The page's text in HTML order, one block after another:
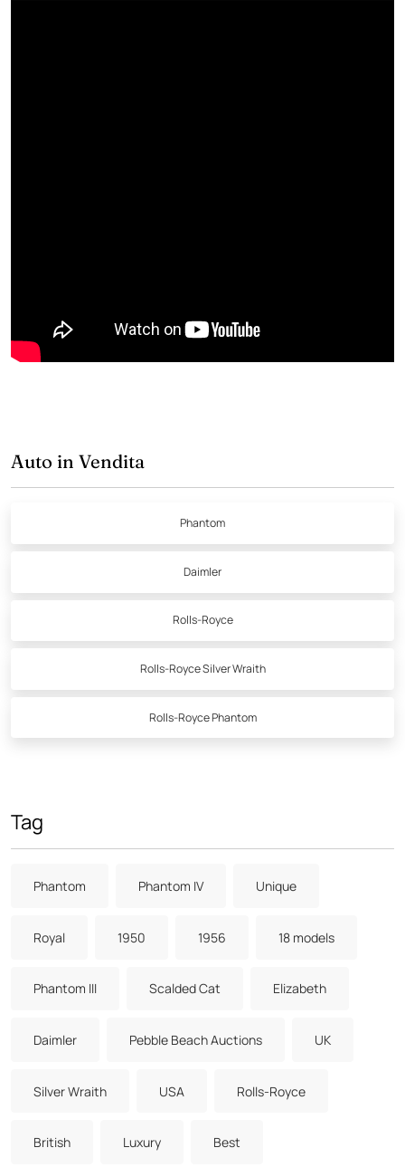
Auto in Vendita
Phantom
Daimler
Rolls-Royce
Rolls-Royce Silver Wraith
Rolls-Royce Phantom
Tag
Phantom Phantom IV Unique
Royal 1950 1956 18 models
Phantom III Scalded Cat Elizabeth
Daimler Pebble Beach Auctions UK
Silver Wraith USA Rolls-Royce
British Luxury Best